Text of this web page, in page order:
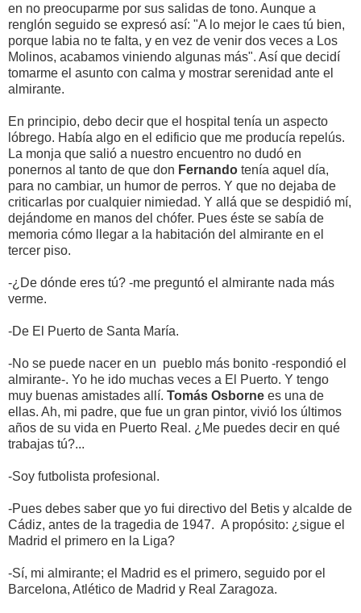
en no preocuparme por sus salidas de tono. Aunque a
renglón seguido se expresó así: "A lo mejor le caes tú bien,
porque labia no te falta, y en vez de venir dos veces a Los
Molinos, acabamos viniendo algunas más". Así que decidí
tomarme el asunto con calma y mostrar serenidad ante el
almirante.
En principio, debo decir que el hospital tenía un aspecto
lóbrego. Había algo en el edificio que me producía repelús.
La monja que salió a nuestro encuentro no dudó en
ponernos al tanto de que don Fernando tenía aquel día,
para no cambiar, un humor de perros. Y que no dejaba de
criticarlas por cualquier nimiedad. Y allá que se despidió mí,
dejándome en manos del chófer. Pues éste se sabía de
memoria cómo llegar a la habitación del almirante en el
tercer piso.
-¿De dónde eres tú? -me preguntó el almirante nada más
verme.
-De El Puerto de Santa María.
-No se puede nacer en un pueblo más bonito -respondió el
almirante-. Yo he ido muchas veces a El Puerto. Y tengo
muy buenas amistades allí. Tomás Osborne es una de
ellas. Ah, mi padre, que fue un gran pintor, vivió los últimos
años de su vida en Puerto Real. ¿Me puedes decir en qué
trabajas tú?...
-Soy futbolista profesional.
-Pues debes saber que yo fui directivo del Betis y alcalde de
Cádiz, antes de la tragedia de 1947. A propósito: ¿sigue el
Madrid el primero en la Liga?
-Sí, mi almirante; el Madrid es el primero, seguido por el
Barcelona, Atlético de Madrid y Real Zaragoza.